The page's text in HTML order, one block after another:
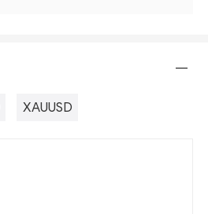
---
XAUUSD